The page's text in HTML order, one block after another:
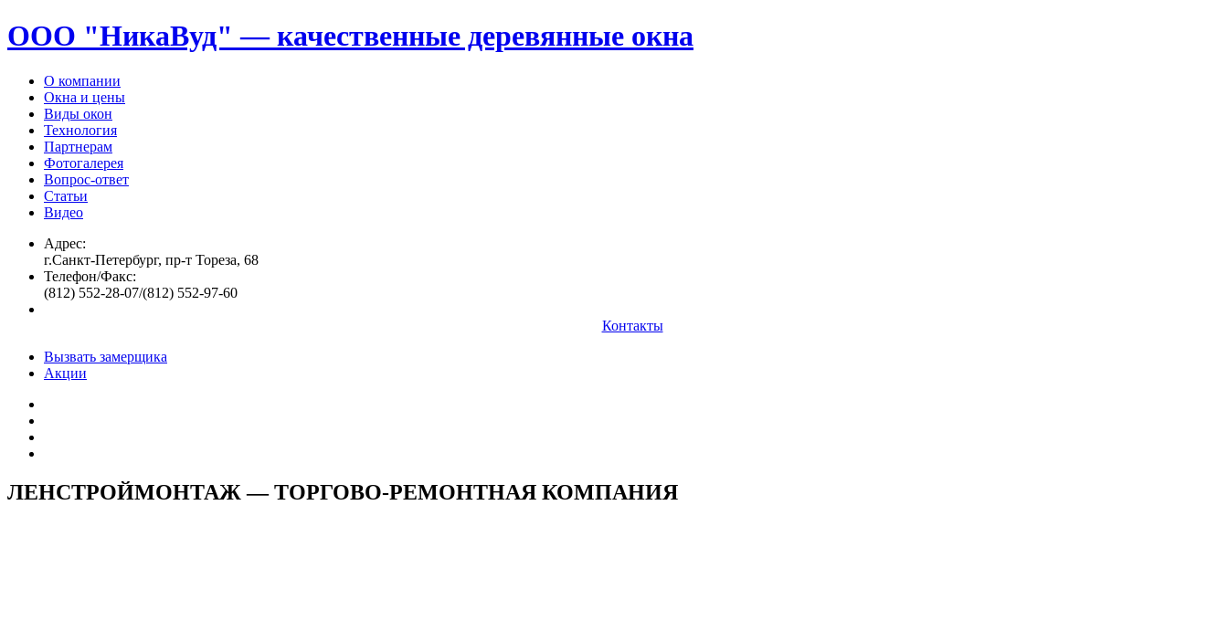
ООО "НикаВуд" — качественные деревянные окна
О компании
Окна и цены
Виды окон
Технология
Партнерам
Фотогалерея
Вопрос-ответ
Статьи
Видео
Адрес:
г.Санкт-Петербург, пр-т Тореза, 68
Телефон/Факс:
(812) 552-28-07/(812) 552-97-60
Контакты
Вызвать замерщика
Акции
ЛЕНСТРОЙМОНТАЖ — ТОРГОВО-РЕМОНТНАЯ КОМПАНИЯ